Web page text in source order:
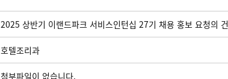
2025 상반기 이랜드파크 서비스인턴십 27기 채용 홍보 요청의 건
호텔조리과
첨부파일이 없습니다.